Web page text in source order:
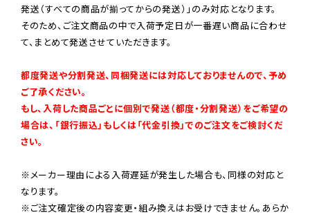
発送（すべての商品が揃ってからの発送）」のみ対応となります。
そのため、ご注文商品の中で入荷予定日が一番遅い商品に合わせ
て、まとめて発送させていただきます。
都度発送や分割発送、同梱発送には対応しておりませんので、予め
ご了承ください。
もし、入荷した商品ごとに個別で発送（都度・分割発送）をご希望の
場合は、「銀行振込」もしくは「代金引換」でのご注文をご検討くだ
さい。
※メーカー理由による入荷遅延が発生した場合も、同様の対応と
なります。
※ご注文確定後の内容変更・組み換えはお受けできません。あらか